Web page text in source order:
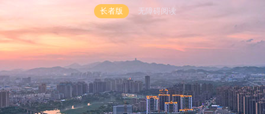
长者版 无障碍阅读